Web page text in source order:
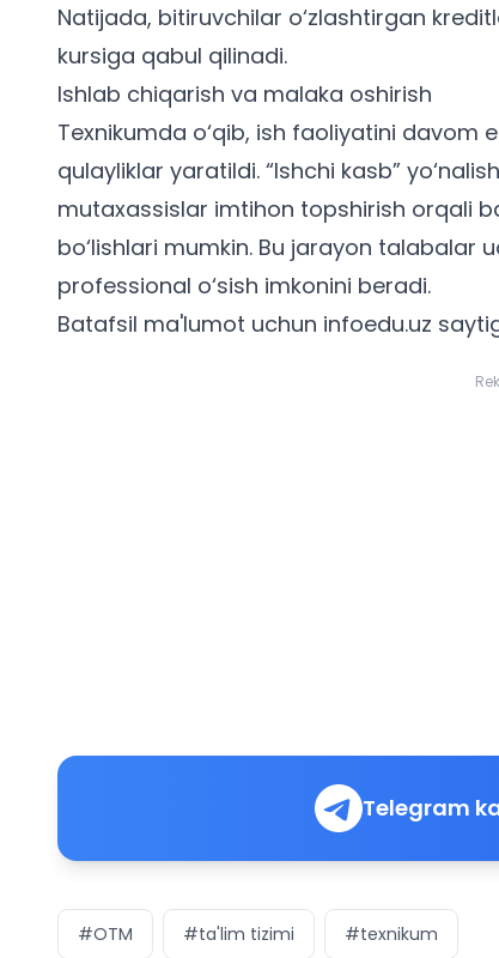
Natijada, bitiruvchilar o‘zlashtirgan
kursiga qabul qilinadi.
Ishlab chiqarish va malaka oshirish
Texnikumda o‘qib, ish faoliyatini davom
qulayliklar yaratildi. “Ishchi kasb”
mutaxassislar imtihon topshirish orqali
bo‘lishlari mumkin. Bu jarayon talabalar
professional o‘sish imkonini beradi.
Batafsil ma'lumot uchun infoedu.uz
Telegram
#OTM #ta'lim tizimi #texnikum